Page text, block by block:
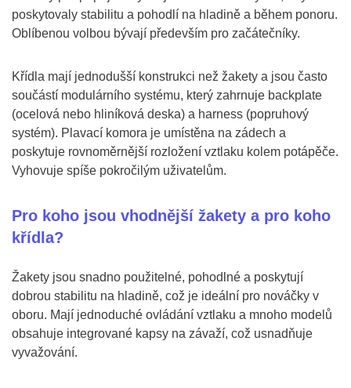
poskytovaly stabilitu a pohodlí na hladině a během ponoru.
Oblíbenou volbou bývají především pro začátečníky.
Křídla mají jednodušší konstrukci než žakety a jsou často
součástí modulárního systému, který zahrnuje backplate
(ocelová nebo hliníková deska) a harness (popruhový
systém). Plavací komora je umístěna na zádech a
poskytuje rovnoměrnější rozložení vztlaku kolem potápěče.
Vyhovuje spíše pokročilým uživatelům.
Pro koho jsou vhodnější žakety a pro koho
křídla?
Žakety jsou snadno použitelné, pohodlné a poskytují
dobrou stabilitu na hladině, což je ideální pro nováčky v
oboru. Mají jednoduché ovládání vztlaku a mnoho modelů
obsahuje integrované kapsy na závaží, což usnadňuje
vyvažování.